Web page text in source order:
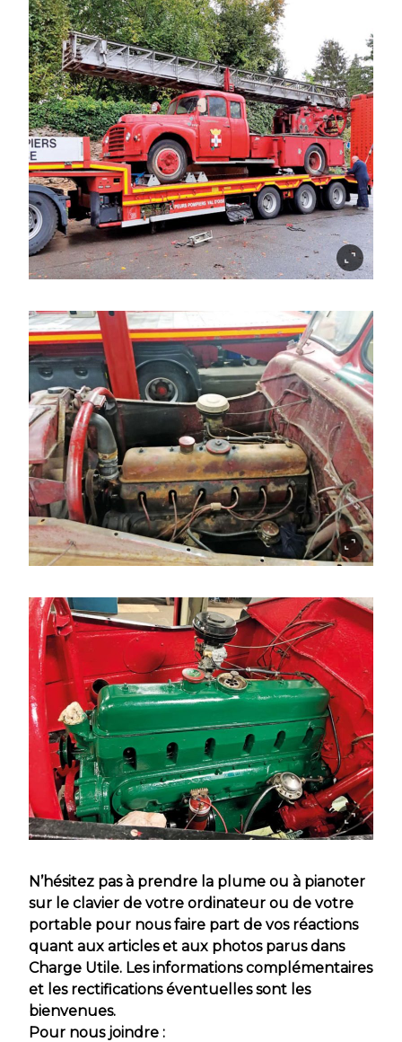
N’hésitez pas à prendre la plume ou à pianoter
sur le clavier de votre ordinateur ou de votre
portable pour nous faire part de vos réactions
quant aux articles et aux photos parus dans
Charge Utile. Les informations complémentaires
et les rectifications éventuelles sont les
bienvenues.
Pour nous joindre :